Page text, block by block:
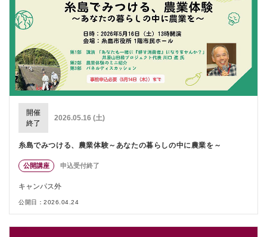
開催
終了
2026.05.16 (土)
糸島でみつける、農業体験～あなたの暮らしの中に農業を～
公開講座 申込受付終了
キャンパス外
公開日：2026.04.24